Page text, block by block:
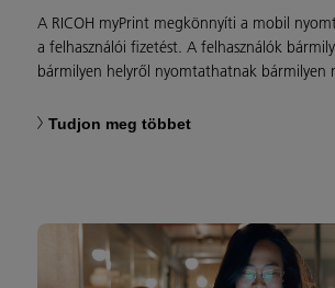
A RICOH myPrint megkönnyíti a mobil
a felhasználói fizetést. A felhasználók
bármilyen helyről nyomtathatnak bármilyen
Tudjon meg többet